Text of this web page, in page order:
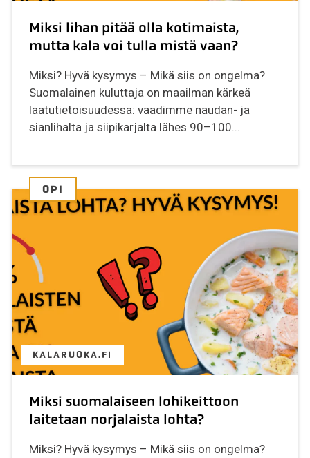
Miksi lihan pitää olla kotimaista,
mutta kala voi tulla mistä vaan?
Miksi? Hyvä kysymys – Mikä siis on ongelma?
Suomalainen kuluttaja on maailman kärkeä
laatutietoisuudessa: vaadimme naudan- ja
sianlihalta ja siipikarjalta lähes 90–100...
OPI
KALARUOKA.FI
Miksi suomalaiseen lohikeittoon
laitetaan norjalaista lohta?
Miksi? Hyvä kysymys – Mikä siis on ongelma?